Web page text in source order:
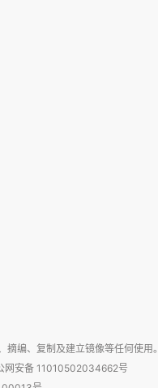
编、复制及建立镜像等任何使用。
网安备 11010502034662号